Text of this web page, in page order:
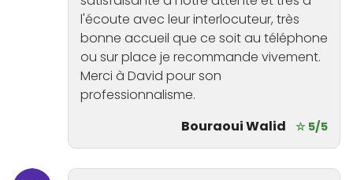
l'écoute avec leur interlocuteur, très
bonne accueil que ce soit au téléphone
ou sur place je recommande vivement.
Merci à David pour son
professionnalisme.
Bouraoui Walid
☆ 5/5